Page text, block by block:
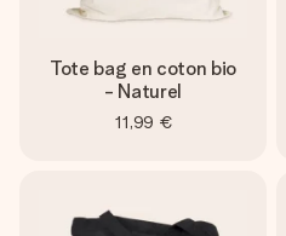
Tote bag en coton bio
- Naturel
11,99 €